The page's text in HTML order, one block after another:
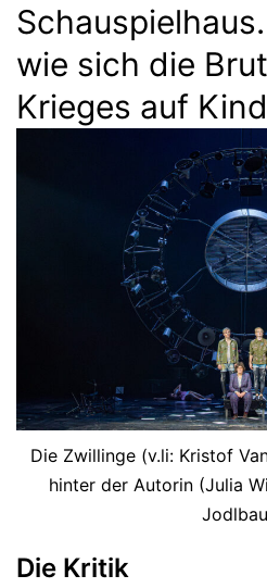
wie sich die
Krieges auf
Die Zwillinge (v.li: Kristof
hinter der Autorin (Julia
Die Kritik